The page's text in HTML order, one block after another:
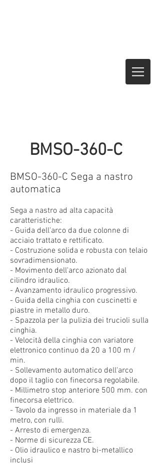
BMSO-360-C
BMSO-360-C Sega a nastro
automatica
Sega a nastro ad alta capacità
caratteristiche:
- Guida dell'arco da due colonne di
acciaio trattato e rettificato.
- Costruzione solida e robusta con telaio
sovradimensionato.
- Movimento dell'arco azionato dal
cilindro idraulico.
- Avanzamento idraulico progressivo.
- Guida della cinghia con cuscinetti e
piastre in metallo duro.
- Spazzola per la pulizia dei trucioli sulla
cinghia.
- Velocità della cinghia con variatore
elettronico continuo da 20 a 100 m /
min.
- Sollevamento automatico dell'arco
dopo il taglio con finecorsa regolabile.
- Millimetro stop anteriore 500 mm. con
finecorsa elettrico.
- Tavolo da ingresso in materiale da 1
metro, con rulli.
- Arresto di emergenza.
- Norme di sicurezza CE.
- Olio idraulico e nastro bi-metallico
inclusi